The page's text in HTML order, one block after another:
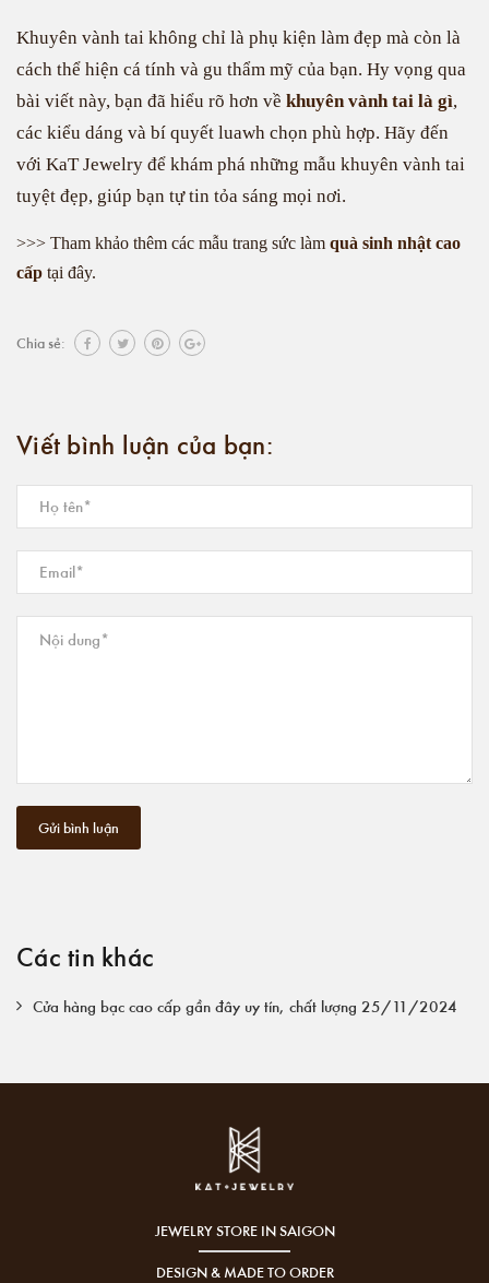
Khuyên vành tai không chỉ là phụ kiện làm đẹp mà còn là
cách thể hiện cá tính và gu thẩm mỹ của bạn. Hy vọng qua
bài viết này, bạn đã hiểu rõ hơn về khuyên vành tai là gì,
các kiểu dáng và bí quyết luawh chọn phù hợp. Hãy đến
với KaT Jewelry để khám phá những mẫu khuyên vành tai
tuyệt đẹp, giúp bạn tự tin tỏa sáng mọi nơi.
>>> Tham khảo thêm các mẫu trang sức làm quà sinh nhật cao
cấp tại đây.
Chia sẻ:
Viết bình luận của bạn:
Gửi bình luận
Các tin khác
Cửa hàng bạc cao cấp gần đây uy tín, chất lượng 25/11/2024
JEWELRY STORE IN SAIGON
DESIGN & MADE TO ORDER